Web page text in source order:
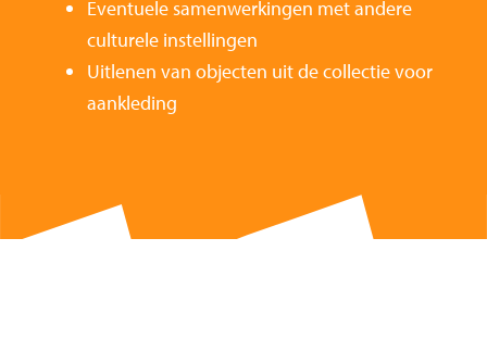
Eventuele samenwerkingen met andere
culturele instellingen
Uitlenen van objecten uit de collectie voor
aankleding